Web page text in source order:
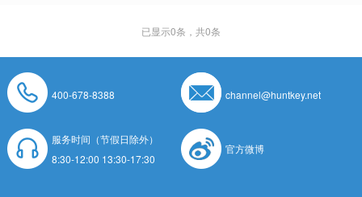
已显示0条，共0条
400-678-8388 channel@huntkey.net
服务时间（节假日除外）
8:30-12:00 13:30-17:30
官方微博